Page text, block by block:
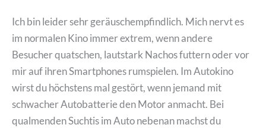
Ich bin leider sehr geräuschempfindlich. Mich nervt es
im normalen Kino immer extrem, wenn andere
Besucher quatschen, lautstark Nachos futtern oder vor
mir auf ihren Smartphones rumspielen. Im Autokino
wirst du höchstens mal gestört, wenn jemand mit
schwacher Autobatterie den Motor anmacht. Bei
qualmenden Suchtis im Auto nebenan machst du